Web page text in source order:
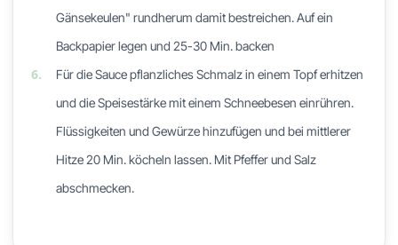
Gänsekeulen" rundherum damit bestreichen. Auf ein
Backpapier legen und 25-30 Min. backen
6.
Für die Sauce pflanzliches Schmalz in einem Topf erhitzen
und die Speisestärke mit einem Schneebesen einrühren.
Flüssigkeiten und Gewürze hinzufügen und bei mittlerer
Hitze 20 Min. köcheln lassen. Mit Pfeffer und Salz
abschmecken.